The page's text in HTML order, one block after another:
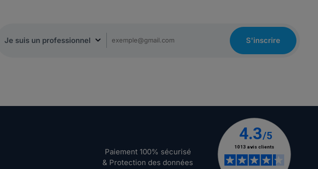
S'inscrire
Paiement 100% sécurisé
& Protection des données